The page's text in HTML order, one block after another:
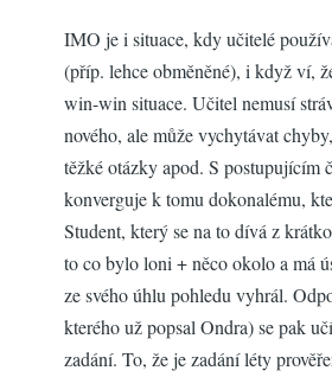
IMO je i situace, kdy učitelé
(příp. lehce obměněné), i když ví,
win-win situace. Učitel nemusí
nového, ale může vychytávat
těžké otázky apod. S postupujícím
konverguje k tomu dokonalému,
Student, který se na to dívá z
to co bylo loni + něco okolo a má
ze svého úhlu pohledu vyhrál.
kterého už popsal Ondra) se pak
zadání. To, že je zadání léty